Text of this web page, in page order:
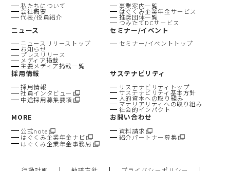
私たちについて
会社概要
代表/役員紹介
事業案内一覧
はぐくみ企業年金サービス
推奨団体一覧
つみたてDCサービス
ニュース
ニュースリリーストップ
お知らせ
プレスリリース
メディア掲載
主要メディア掲載一覧
セミナー/イベント
セミナー/イベントトップ
採用情報
採用情報
社員インタビュー
中途採用募集要項
サステナビリティ
サステナビリティトップ
サステナビリティ基本方針
人的資本への取り組み
マテリアリティへの取り組み
社会的インパクト
MORE
公式note
はぐくみ企業年金ナビ
はぐくみ企業年金事務局
お問い合わせ
資料請求
紹介パートナー募集